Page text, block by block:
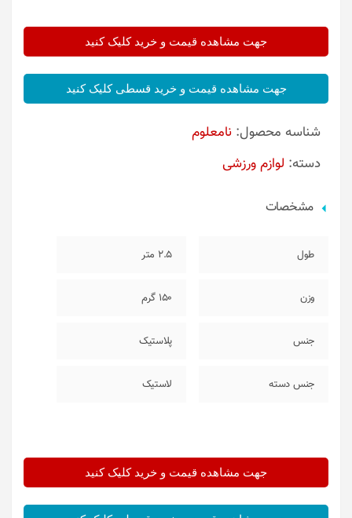
جهت مشاهده قیمت و خرید کلیک کنید
جهت مشاهده قیمت و خرید قسطی کلیک کنید
شناسه محصول: نامعلوم
دسته: لوازم ورزشی
مشخصات
طول 2.5 متر
وزن 150 گرم
جنس پلاستیک
جنس دسته لاستیک
جهت مشاهده قیمت و خرید کلیک کنید